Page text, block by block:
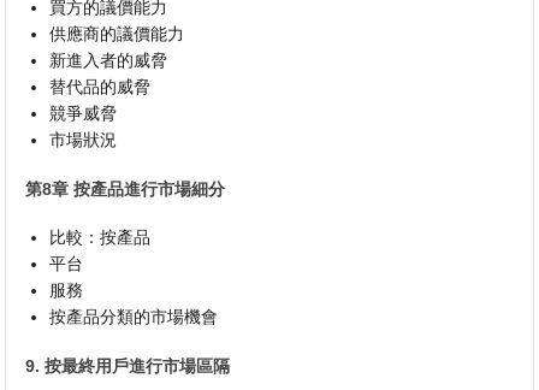
買方的議價能力
供應商的議價能力
新進入者的威脅
替代品的威脅
競爭威脅
市場狀況
第8章 按產品進行市場細分
比較：按產品
平台
服務
按產品分類的市場機會
9. 按最終用戶進行市場區隔